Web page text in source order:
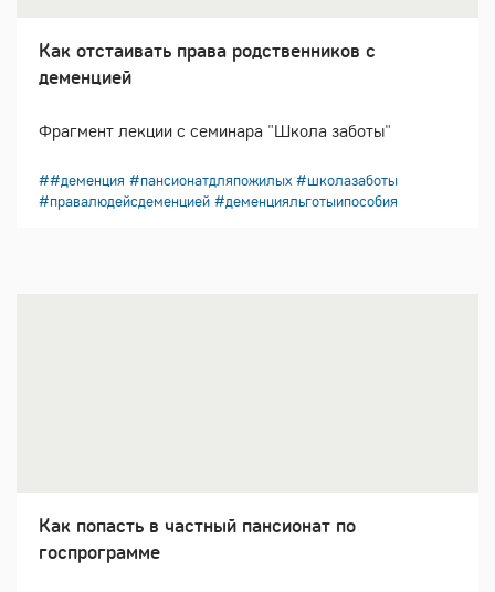
Как отстаивать права родственников с
деменцией
Фрагмент лекции с семинара "Школа заботы"
##деменция #пансионатдляпожилых #школазаботы
#правалюдейсдеменцией #деменцияльготыипособия
Как попасть в частный пансионат по
госпрограмме